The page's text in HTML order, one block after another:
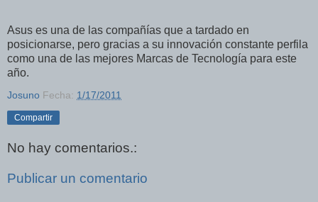
Asus es una de las compañías que a tardado en
posicionarse, pero gracias a su innovación constante perfila
como una de las mejores Marcas de Tecnología para este
año.
Josuno Fecha: 1/17/2011
Compartir
No hay comentarios.:
Publicar un comentario